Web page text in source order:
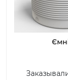
Ємність